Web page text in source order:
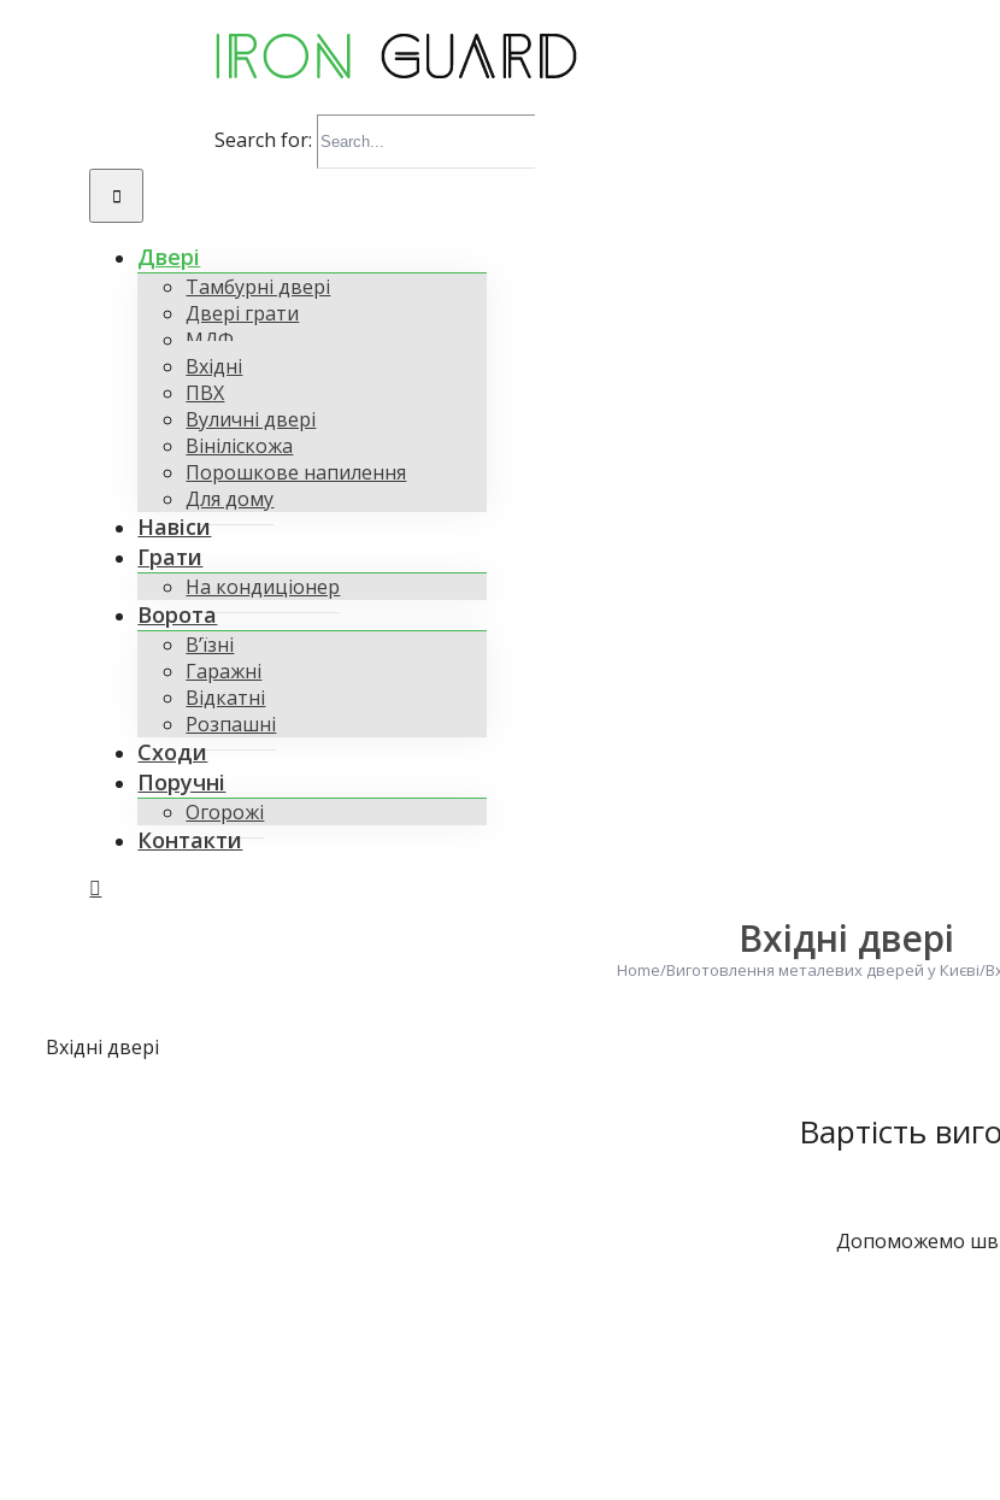
Search for:
Двері
Тамбурні двері
Двері грати
МДФ
Вхідні
ПВХ
Вуличні двері
Вініліскожа
Порошкове напилення
Для дому
Навіси
Грати
На кондиціонер
Ворота
В’їзні
Гаражні
Відкатні
Розпашні
Сходи
Поручні
Огорожі
Контакти
Вхідні двері
Home/Виготовлення металевих дверей у Києві/
Вхідні двері
Вартість
Допоможемо